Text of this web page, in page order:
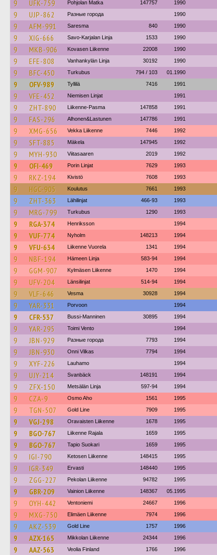
9 UFK-759 Pohjolan Matka 147757 1990
9 UJP-862 Разные города 1990
9 AFM-991 Saresma 840 1990
9 XIG-666 Savo-Karjalan Linja 1533 1990
9 MKB-906 Kovasen Liikenne 22008 1990
9 EFE-808 Vanhankylän Linja 30192 1990
9 BFC-450 Turkubus 794 / 103 01.1990
9 OFV-989 Tyllilä 7416 1991
9 VFE-452 Niemisen Linjat 1991
9 ZHT-890 Liikenne-Pasma 147858 1991
9 FAS-296 Alhonen&Lastunen 147786 1991
9 XMG-656 Vekka Liikenne 7446 1992
9 SFT-885 Mäkela 147945 1992
9 MYH-930 Viitasaaren 2019 1992
9 OFI-469 Porin Linjat 7629 1993
9 RKZ-194 Kivistö 7608 1993
9 HGC-905 Koulutus 7661 1993
9 ZHT-363 Lähilinjat 466-93 1993
9 MRG-799 Turkubus 1290 1993
9 RGA-374 Henriksson 1994
9 VUF-774 Nyholm 148213 1994
9 VFU-634 Liikenne Vuorela 1341 1994
9 NBF-194 Hämeen Linja 583-94 1994
9 GGM-907 Kylmäsen Liikenne 1470 1994
9 UFV-204 Länsilinjat 514-94 1994
9 VLF-646 Vesma 30928 1994
9 YAR-331 Porvoon 1994
9 CFR-537 Bussi-Manninen 30895 1994
9 YAR-295 Toimi Vento 1994
9 JBN-929 Разные города 7793 1994
9 JBN-930 Onni Vilkas 7794 1994
9 XYF-226 Lauhamo 1994
9 UJY-214 Svanbäck 148191 1994
9 ZFX-150 Metsälän Linja 597-94 1994
9 CZA-9 Osmo Aho 1561 1995
9 TGN-507 Gold Line 7909 1995
9 VGJ-298 Oravaisten Liikenne 1678 1995
9 BGO-767 Liikenne Rajala 1659 1995
9 BGO-767 Tapio Suokari 1659 1995
9 IGI-790 Ketosen Liikenne 148415 1995
9 IGR-349 Ervasti 148440 1995
9 ZGG-227 Pekolan Liikenne 94782 1995
9 GBR-209 Vainion Liikenne 148367 05.1995
9 OYH-442 Ventoniemi 24667 1996
9 MXG-750 Elimäen Liikenne 7974 1996
9 AKZ-539 Gold Line 1757 1996
9 AZX-165 Mikkolan Liikenne 24344 1996
9 AAZ-563 Veolia Finland 1766 1996